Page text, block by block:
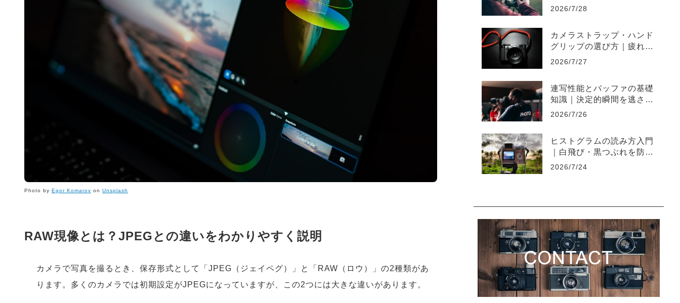
Photo by Egor Komarov on Unsplash
RAW現像とは？JPEGとの違いをわかりやすく説明
カメラで写真を撮るとき、保存形式として「JPEG（ジェイペグ）」と「RAW（ロウ）」の2種類があ
ります。多くのカメラでは初期設定がJPEGになっていますが、この2つには大きな違いがあります。
管と運用術を初心者向けに
2026/7/28
カメラストラップ・ハンド
グリップの選び方｜疲れな
いカメラの持ち運び術を初
2026/7/27
連写性能とバッファの基礎
知識｜決定的瞬間を逃さな
いカメラ選びと連写おすす
2026/7/26
ヒストグラムの読み方入門
｜白飛び・黒つぶれを防ぐ
カメラ露出確認術
2026/7/24